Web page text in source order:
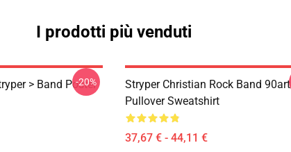
I prodotti più venduti
> Band Poster
-20%
Stryper Christian Rock Band 90art
Pullover Sweatshirt
37,67 € - 44,11 €